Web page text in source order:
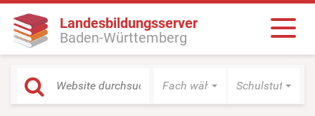
Landesbildungsserver
Baden-Württemberg
Fach wählen Schulstufe